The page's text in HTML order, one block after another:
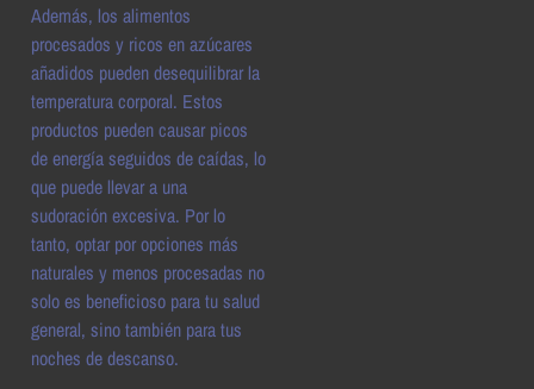
Además, los alimentos
procesados y ricos en azúcares
añadidos pueden desequilibrar la
temperatura corporal. Estos
productos pueden causar picos
de energía seguidos de caídas, lo
que puede llevar a una
sudoración excesiva. Por lo
tanto, optar por opciones más
naturales y menos procesadas no
solo es beneficioso para tu salud
general, sino también para tus
noches de descanso.